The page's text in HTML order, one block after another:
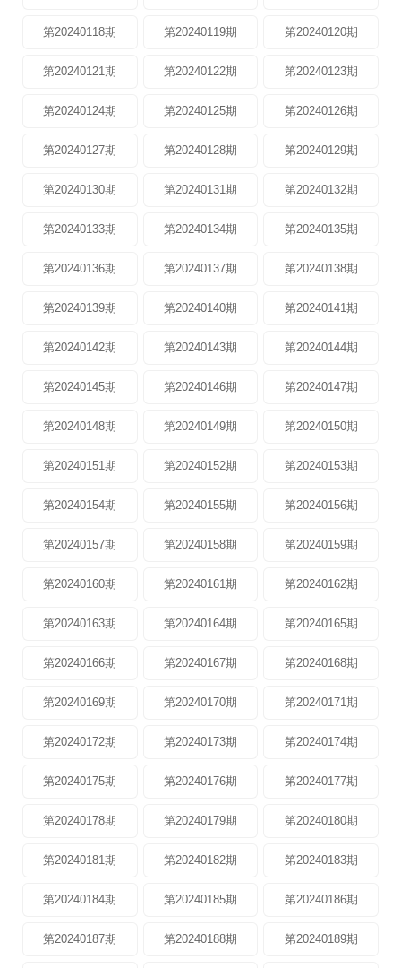
第20240118期 第20240119期 第20240120期
第20240121期 第20240122期 第20240123期
第20240124期 第20240125期 第20240126期
第20240127期 第20240128期 第20240129期
第20240130期 第20240131期 第20240132期
第20240133期 第20240134期 第20240135期
第20240136期 第20240137期 第20240138期
第20240139期 第20240140期 第20240141期
第20240142期 第20240143期 第20240144期
第20240145期 第20240146期 第20240147期
第20240148期 第20240149期 第20240150期
第20240151期 第20240152期 第20240153期
第20240154期 第20240155期 第20240156期
第20240157期 第20240158期 第20240159期
第20240160期 第20240161期 第20240162期
第20240163期 第20240164期 第20240165期
第20240166期 第20240167期 第20240168期
第20240169期 第20240170期 第20240171期
第20240172期 第20240173期 第20240174期
第20240175期 第20240176期 第20240177期
第20240178期 第20240179期 第20240180期
第20240181期 第20240182期 第20240183期
第20240184期 第20240185期 第20240186期
第20240187期 第20240188期 第20240189期